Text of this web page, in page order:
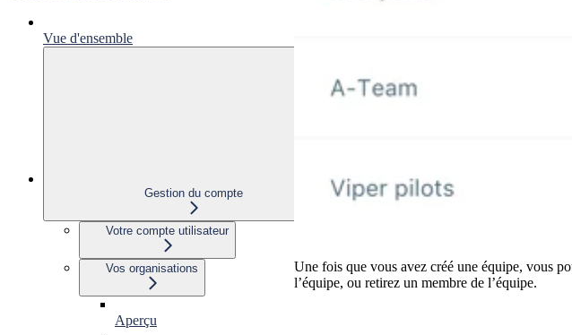
Vue d'ensemble
Gestion du compte
Votre compte utilisateur
Vos organisations
Aperçu
Une fois que vous avez créé une équipe, vous
l’équipe, ou retirez un membre de l’équipe.